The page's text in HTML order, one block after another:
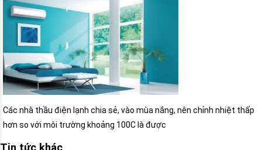
Các nhà thầu điện lạnh chia sẻ, vào mùa nắng, nên chỉnh nhiệt thấp
hơn so với môi trường khoảng 100C là được
Tin tức khác